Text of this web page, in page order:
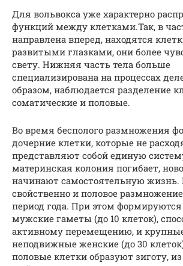
Для вольвокса уже характерно
функций между клетками.Так, в
направлена вперед, находятся
развитыми глазками, они более
свету. Нижняя часть тела больше
специализирована на процессах
образом, наблюдается разделение
соматические и половые.
Во время бесполого размножения
дочерние клетки, которые не
представляют собой единую
материнская колония погибает,
начинают самостоятельную жизнь.
свойственно и половое
период года. При этом
мужские гаметы (до 10 клеток),
активному перемещению, и
неподвижные женские (до 30
половые клетки образуют зиготу,